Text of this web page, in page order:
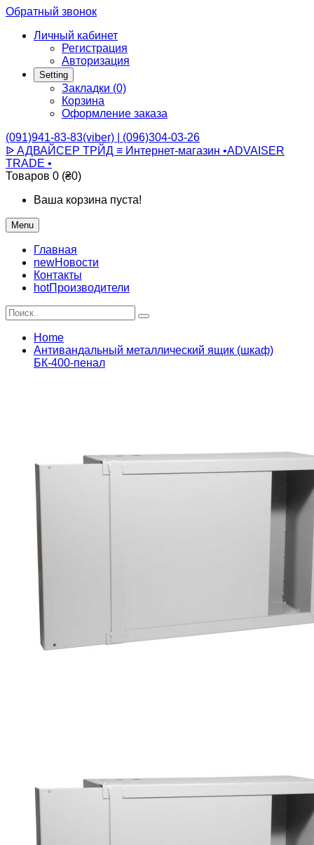
Обратный звонок
Личный кабинет
Регистрация
Авторизация
Setting
Закладки (0)
Корзина
Оформление заказа
(091)941-83-83(viber) | (096)304-03-26
ᐉ АДВАЙСЕР ТРЙД ≡ Интернет-магазин •ADVAISER
TRADE •
Товаров 0 (₴0)
Ваша корзина пуста!
Menu
Главная
newНовости
Контакты
hotПроизводители
Home
Антивандальный металлический ящик (шкаф)
БК-400-пенал